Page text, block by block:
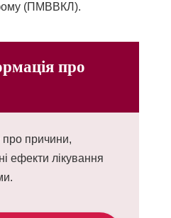
(ПМВВКЛ).
про
про причини,
ефекти лікування